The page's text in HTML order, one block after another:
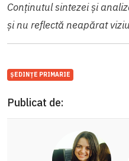
Conținutul sintezei și
și nu reflectă neapărat
ȘEDINȚE PRIMARIE
Publicat de: